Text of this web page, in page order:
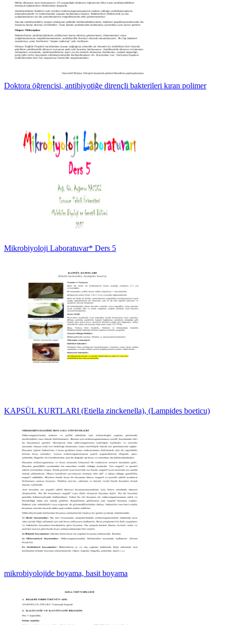
Doktora öğrencisi, antibiyotiğe dirençli bakterileri kıran polimer
Mikrobiyoloji Laboratuvar* Ders 5
KAPSÜL KURTLARI (Etiella zinckenella), (Lampides boeticu)
mikrobiyolojide boyama, basit boyama